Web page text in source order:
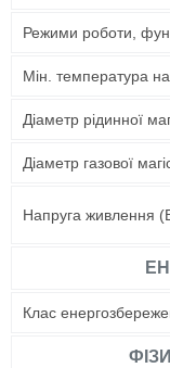
Режими роботи,
Мін. температура на
Діаметр рідинної
Діаметр газової
Напруга живлення
Клас